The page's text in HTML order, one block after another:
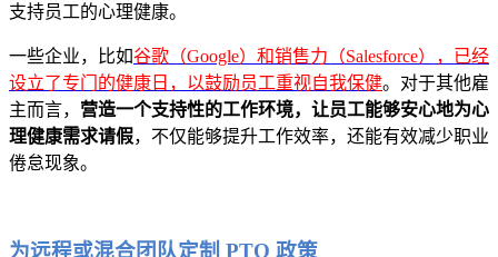
支持员工的心理健康。
一些企业，比如谷歌（Google）和销售力（Salesforce），已经
设立了专门的健康日，以鼓励员工重视自我保健。对于其他雇
主而言， 营造一个支持性的工作环境，让员工能够安心地为心
理健康需求请假，不仅能够提升工作效率，还能有效减少职业
倦怠现象。
为远程或混合团队定制 PTO 政策